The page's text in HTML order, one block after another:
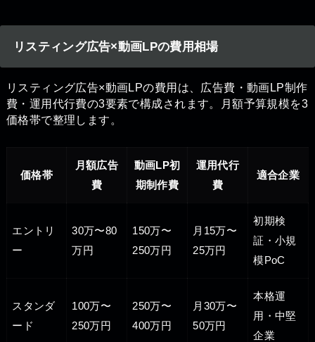
リスティング広告×動画LPの費用相場
リスティング広告×動画LPの費用は、広告費・動画LP制作
費・運用代行費の3要素で構成されます。月額予算規模を3
価格帯で整理します。
価格帯
月額広告
費
動画LP初
期制作費
運用代行
費
適合企業
エントリ
ー
30万〜80
万円
150万〜
250万円
月15万〜
25万円
初期検
証・小規
模PoC
スタンダ
ード
100万〜
250万円
250万〜
400万円
月30万〜
50万円
本格運
用・中堅
企業